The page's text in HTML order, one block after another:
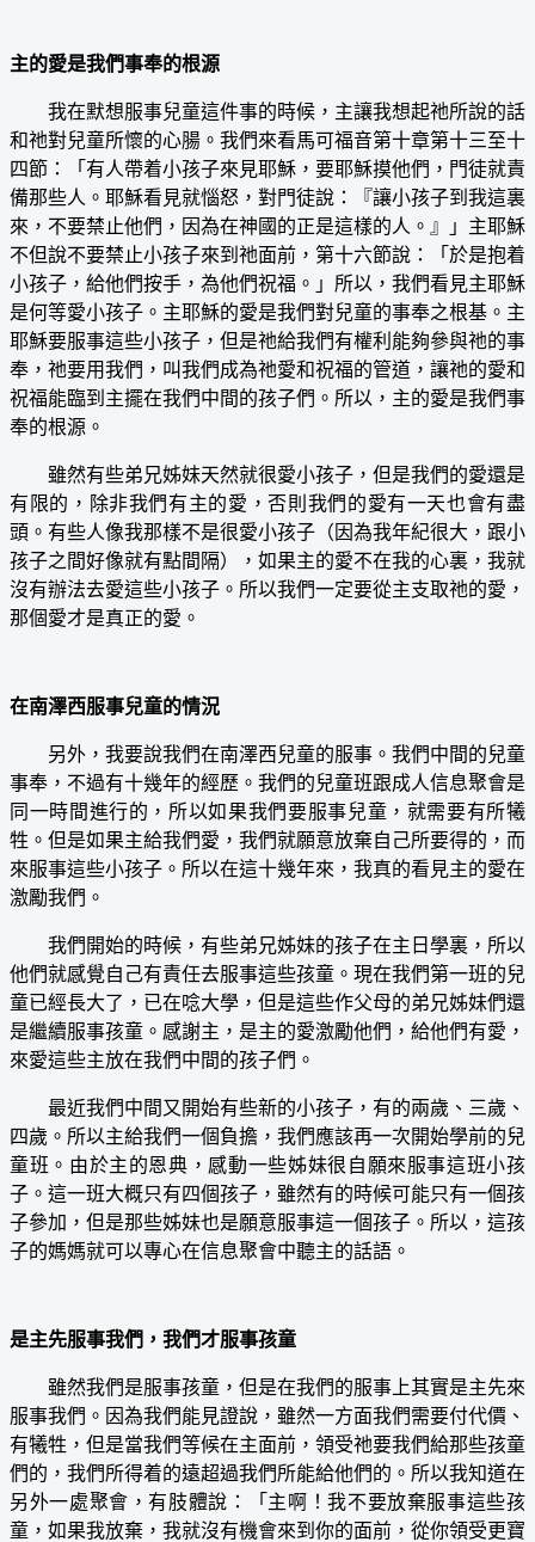
主的愛是我們事奉的根源
我在默想服事兒童這件事的時候，主讓我想起祂所說的話
和祂對兒童所懷的心腸。我們來看馬可福音第十章第十三至十
四節：「有人帶着小孩子來見耶穌，要耶穌摸他們，門徒就責
備那些人。耶穌看見就惱怒，對門徒說：『讓小孩子到我這裏
來，不要禁止他們，因為在神國的正是這樣的人。』」主耶穌
不但說不要禁止小孩子來到祂面前，第十六節說：「於是抱着
小孩子，給他們按手，為他們祝福。」所以，我們看見主耶穌
是何等愛小孩子。主耶穌的愛是我們對兒童的事奉之根基。主
耶穌要服事這些小孩子，但是祂給我們有權利能夠參與祂的事
奉，祂要用我們，叫我們成為祂愛和祝福的管道，讓祂的愛和
祝福能臨到主擺在我們中間的孩子們。所以，主的愛是我們事
奉的根源。
雖然有些弟兄姊妹天然就很愛小孩子，但是我們的愛還是
有限的，除非我們有主的愛，否則我們的愛有一天也會有盡
頭。有些人像我那樣不是很愛小孩子（因為我年紀很大，跟小
孩子之間好像就有點間隔），如果主的愛不在我的心裏，我就
沒有辦法去愛這些小孩子。所以我們一定要從主支取祂的愛，
那個愛才是真正的愛。
在南澤西服事兒童的情況
另外，我要說我們在南澤西兒童的服事。我們中間的兒童
事奉，不過有十幾年的經歷。我們的兒童班跟成人信息聚會是
同一時間進行的，所以如果我們要服事兒童，就需要有所犧
牲。但是如果主給我們愛，我們就願意放棄自己所要得的，而
來服事這些小孩子。所以在這十幾年來，我真的看見主的愛在
激勵我們。
我們開始的時候，有些弟兄姊妹的孩子在主日學裏，所以
他們就感覺自己有責任去服事這些孩童。現在我們第一班的兒
童已經長大了，已在唸大學，但是這些作父母的弟兄姊妹們還
是繼續服事孩童。感謝主，是主的愛激勵他們，給他們有愛，
來愛這些主放在我們中間的孩子們。
最近我們中間又開始有些新的小孩子，有的兩歲、三歲、
四歲。所以主給我們一個負擔，我們應該再一次開始學前的兒
童班。由於主的恩典，感動一些姊妹很自願來服事這班小孩
子。這一班大概只有四個孩子，雖然有的時候可能只有一個孩
子參加，但是那些姊妹也是願意服事這一個孩子。所以，這孩
子的媽媽就可以專心在信息聚會中聽主的話語。
是主先服事我們，我們才服事孩童
雖然我們是服事孩童，但是在我們的服事上其實是主先來
服事我們。因為我們能見證說，雖然一方面我們需要付代價、
有犧牲，但是當我們等候在主面前，領受祂要我們給那些孩童
們的，我們所得着的遠超過我們所能給他們的。所以我知道在
另外一處聚會，有肢體說：「主啊！我不要放棄服事這些孩
童，如果我放棄，我就沒有機會來到你的面前，從你領受更寶